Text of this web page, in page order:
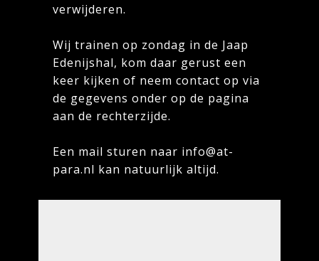
Donaties
verwijderen.
Wij trainen op zondag in de Jaap
Edenijshal, kom daar gerust een
keer kijken of neem contact op via
de gegevens onder op de pagina
aan de rechterzijde.
Een mail sturen naar info@at-
para.nl kan natuurlijk altijd.